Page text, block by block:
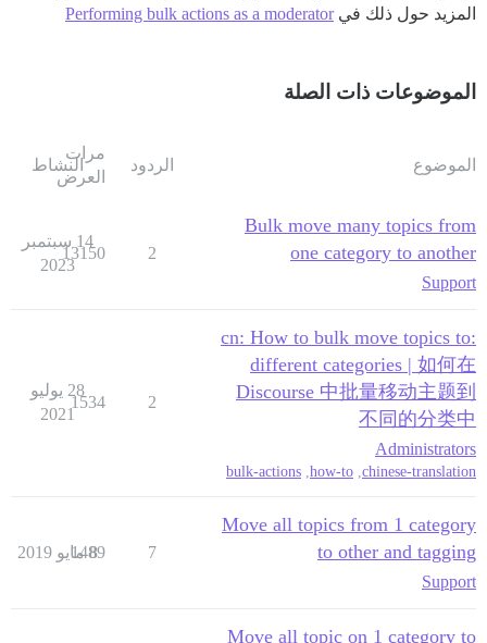
المزيد حول ذلك فيPerforming bulk actions as a moderator
الموضوعات ذات الصلة
الموضوع الردود
مرات
العرض
النشاط
Bulk move many topics from
one category to another
Support
2
13150
14 سبتمبر
2023
:cn: How to bulk move topics to
different categories | 如何在
Discourse 中批量移动主题到
不同的分类中
Administrators
chinese-translation
how-to
bulk-actions
2
1534
28 يوليو
2021
Move all topics from 1 category
to other and tagging
Support
7
1489
8 مايو 2019
Move all topic on 1 category to